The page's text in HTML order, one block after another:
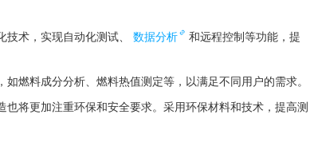
术，实现自动化测试、
数据分析
和远程控制等功能，提
燃料成分分析、燃料热值测定等，以满足不同用户的需求。
将更加注重环保和安全要求。采用环保材料和技术，提高测